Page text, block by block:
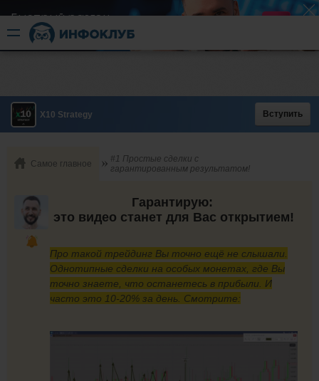
Быстрый разгон
​в короткие сроки
X10 Strategy Вступить
Самое главное
#1 Простые сделки с
гарантированным результатом!
Гарантирую:
это видео станет для Вас открытием!
Про такой трейдинг Вы точно ещё не слышали.
Однотипные сделки на особых монетах, где Вы
точно знаете, что останетесь в прибыли. И
часто это 10-20% за день. Смотрите: